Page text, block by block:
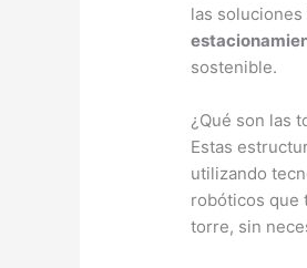
las
sostenible.
¿Qué son las
Estas
utilizando
robóticos que
torre, sin